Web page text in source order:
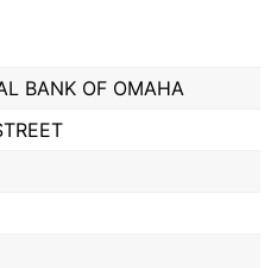
BANK OF OMAHA